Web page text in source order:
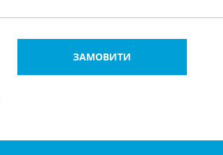
ЗАМОВИТИ